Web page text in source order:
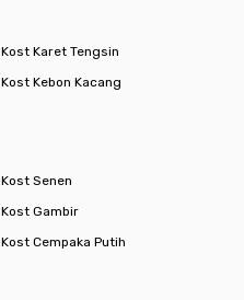
Kost Karet Tengsin
Kost Kebon Kacang
Kost Senen
Kost Gambir
Kost Cempaka Putih